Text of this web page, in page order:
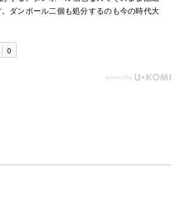
ダンボール二個も処分するのも今の時代大
0